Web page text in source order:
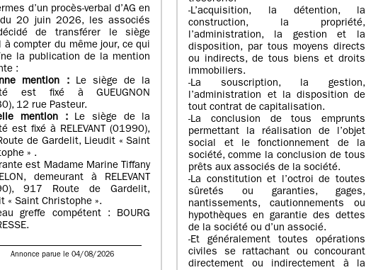
-L’acquisition, la détention, la
construction, la propriété,
l’administration, la gestion et la
disposition, par tous moyens directs
ou indirects, de tous biens et droits
immobiliers.
-La souscription, la gestion,
l’administration et la disposition de
tout contrat de capitalisation.
-La conclusion de tous emprunts
permettant la réalisation de l’objet
social et le fonctionnement de la
société, comme la conclusion de tous
prêts aux associés de la société.
-La constitution et l’octroi de toutes
sûretés ou garanties, gages,
nantissements, cautionnements ou
hypothèques en garantie des dettes
de la société ou d’un associé.
-Et généralement toutes opérations
civiles se rattachant ou concourant
directement ou indirectement à la
d’un procès-verbal d’AG en
20 juin 2026, les associés
de transférer le siège
à compter du même jour, ce qui
la publication de la mention
:
mention : Le siège de la
est fixé à GUEUGNON
12 rue Pasteur.
mention : Le siège de la
est fixé à RELEVANT (01990),
de Gardelit, Lieudit « Saint
» .
est Madame Marine Tiffany
demeurant à RELEVANT
917 Route de Gardelit,
« Saint Christophe ».
greffe compétent : BOURG
Annonce parue le 04/08/2026